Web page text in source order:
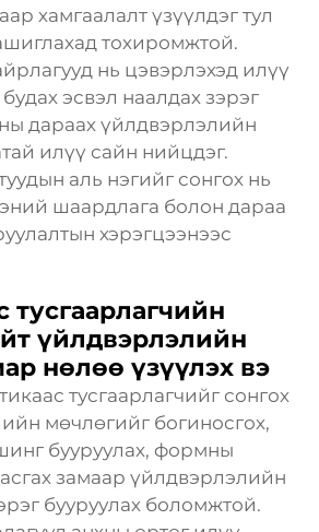
хамгаалалт үзүүлдэг тул
тохиромжтой.
нь цэвэрлэхэд илүү
эсвэл наалдах зэрэг
дараах үйлдвэрлэлийн
илүү сайн нийцдэг.
аль нэгийг сонгох нь
шаардлага болон дараа
хэрэгцээнээс
тусгаарлагчийн
үйлдвэрлэлийн
нөлөө үзүүлэх вэ
тусгаарлагчийг сонгох
мөчлөгийг богиносгох,
бууруулах, формны
замаар үйлдвэрлэлийн
бууруулах боломжтой.